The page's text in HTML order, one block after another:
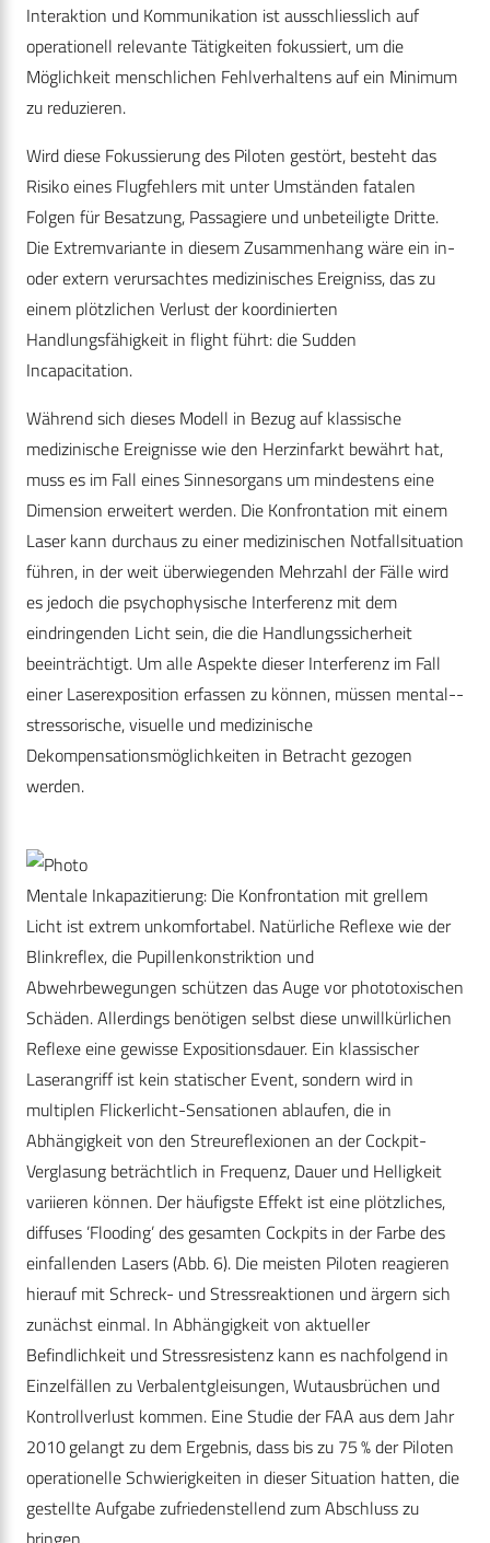
Interaktion und Kommunikation ist ausschliesslich auf
operationell relevante Tätigkeiten fokussiert, um die
Möglichkeit menschlichen Fehlverhaltens auf ein Minimum
zu reduzieren.
Wird diese Fokussierung des Piloten gestört, besteht das
Risiko eines Flugfehlers mit unter Umständen fatalen
Folgen für Besatzung, Passagiere und unbeteiligte Dritte.
Die Extremvariante in diesem Zusammenhang wäre ein in-
oder extern verursachtes medizinisches Ereigniss, das zu
einem plötzlichen Verlust der koordinierten
Handlungsfähigkeit in flight führt: die Sudden
Incapacitation.
Während sich dieses Modell in Bezug auf klassische
medizinische Ereignisse wie den Herzinfarkt bewährt hat,
muss es im Fall eines Sinnesorgans um mindestens eine
Dimension erweitert werden. Die Konfrontation mit einem
Laser kann durchaus zu einer medizinischen Notfallsituation
führen, in der weit überwiegenden Mehrzahl der Fälle wird
es jedoch die psychophysische Inter­ferenz mit dem
eindringenden Licht sein, die die Handlungs­sicherheit
beeinträchtigt. Um alle Aspekte dieser Interferenz im Fall
einer Laserexposition erfassen zu können, müssen mental-­
stressorische, visuelle und medizinische
Dekompensationsmöglichkeiten in Betracht gezogen
werden.
Mentale Inkapazitierung: Die Konfrontation mit grellem
Licht ist extrem unkomfortabel. Natürliche Reflexe wie der
Blinkreflex, die Pupillenkonstriktion und
Abwehrbewegungen schützen das Auge vor phototoxischen
Schäden. Allerdings benötigen selbst diese unwillkürlichen
Reflexe eine gewisse Expositionsdauer. Ein klassischer
Laserangriff ist kein statischer Event, sondern wird in
multiplen Flickerlicht-Sensationen ablaufen, die in
Abhängigkeit von den Streureflexionen an der Cockpit-
Verglasung beträchtlich in Frequenz, Dauer und Helligkeit
variieren können. Der häufigste Effekt ist eine plötzliches,
diffuses ’Flooding’ des gesamten Cockpits in der Farbe des
einfallenden Lasers (Abb. 6). Die meisten Piloten reagieren
hierauf mit Schreck- und Stressreaktionen und ärgern sich
zunächst einmal. In Abhängigkeit von aktueller
Befindlichkeit und Stressresistenz kann es nachfolgend in
Einzelfällen zu Verbalentgleisungen, Wutausbrüchen und
Kontrollverlust kommen. Eine Studie der FAA aus dem Jahr
2010 gelangt zu dem Ergebnis, dass bis zu 75 % der Piloten
operationelle Schwierigkeiten in dieser Situation hatten, die
gestellte Aufgabe zufriedenstellend zum Abschluss zu